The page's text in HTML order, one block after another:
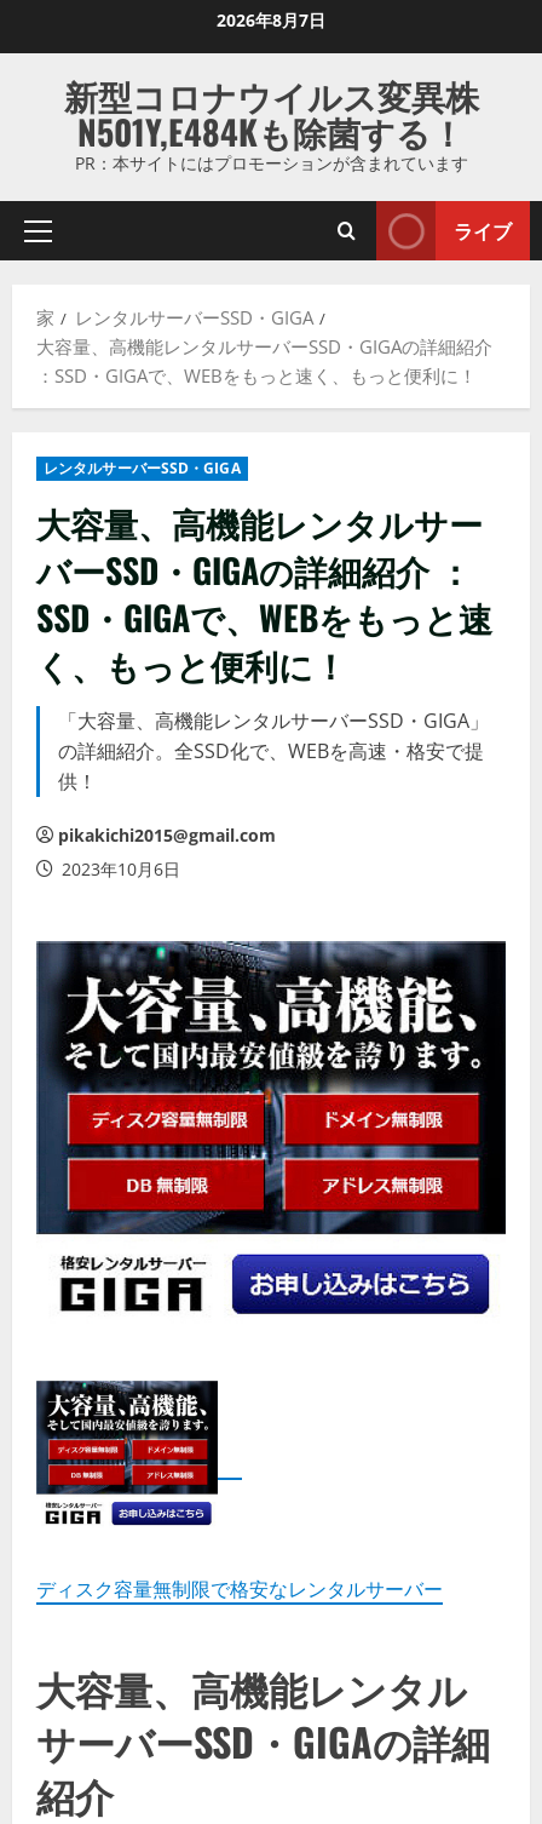
ス
ッ
2026年8月7日
新型コロナウイルス変異株
N501Y,E484Kも除菌する！
PR：本サイトにはプロモーションが含まれています
プ
マ
リ
メ
ー
ライブ
家
レンタルサーバーSSD・GIGA
大容量、高機能レンタルサーバーSSD・GIGAの詳細紹介
：​​SSD・GIGAで、WEBをもっと速く、もっと便利に！
レンタルサーバーSSD・GIGA
大容量、高機能レンタルサー
バーSSD・GIGAの詳細紹介 ：​​
SSD・GIGAで、WEBをもっと速
く、もっと便利に！
「大容量、高機能レンタルサーバーSSD・GIGA」
の詳細紹介。全SSD化で、WEBを高速・格安で提
供！
pikakichi2015@gmail.com
2023年10月6日
ディスク容量無制限で格安なレンタルサーバー
大容量、高機能レンタル
サーバーSSD・GIGAの詳細
紹介